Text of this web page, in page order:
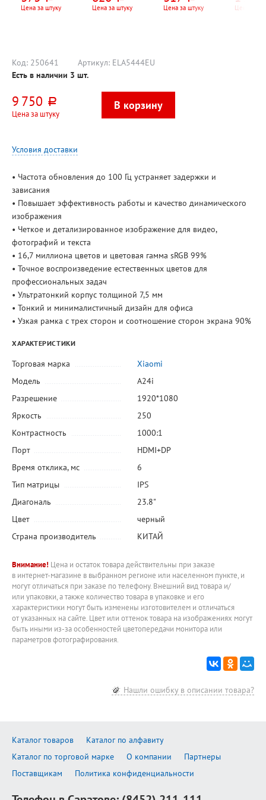
USB, 107кл,
Цена за штуку
330N, 1200
Цена за штуку
2000 точек на
Цена за штуку Цена за
Код: 250641 Артикул: ELA5444EU
Есть в наличии 3 шт.
9 750 руб.
Цена за штуку
Условия доставки
• Частота обновления до 100 Гц устраняет задержки и
зависания
• Повышает эффективность работы и качество динамического
изображения
• Четкое и детализированное изображение для видео,
фотографий и текста
• 16,7 миллиона цветов и цветовая гамма sRGB 99%
• Точное воспроизведение естественных цветов для
профессиональных задач
• Ультратонкий корпус толщиной 7,5 мм
• Тонкий и минималистичный дизайн для офиса
• Узкая рамка с трех сторон и соотношение сторон экрана 90%
ХАРАКТЕРИСТИКИ
Торговая марка
Xiaomi
Модель
A24i
Разрешение
1920*1080
Яркость
250
Контрастность
1000:1
Порт
HDMI+DP
Время отклика, мс
6
Тип матрицы
IPS
Диагональ
23.8"
Цвет
черный
Страна производитель
КИТАЙ
Внимание! Цена и остаток товара действительны при заказе
в интернет-магазине в выбранном регионе или населенном пункте, и
могут отличаться при заказе по телефону. Внешний вид товара и/
или упаковки, а также количество товара в упаковке и его
характеристики могут быть изменены изготовителем и отличаться
от указанных на сайте. Цвет или оттенок товара на изображениях могут
быть иными из-за особенностей цветопередачи монитора или
параметров фотографирования.
Нашли ошибку в описании товара?
Каталог товаров
Каталог по алфавиту
Каталог по торговой марке
О компании
Партнеры
Поставщикам
Политика конфиденциальности